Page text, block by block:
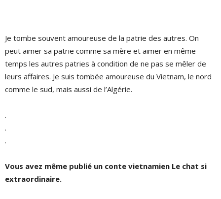
Je tombe souvent amoureuse de la patrie des autres. On
peut aimer sa patrie comme sa mère et aimer en même
temps les autres patries à condition de ne pas se mêler de
leurs affaires. Je suis tombée amoureuse du Vietnam, le nord
comme le sud, mais aussi de l’Algérie.
.
.
.
Vous avez même publié un conte vietnamien Le chat si
extraordinaire.